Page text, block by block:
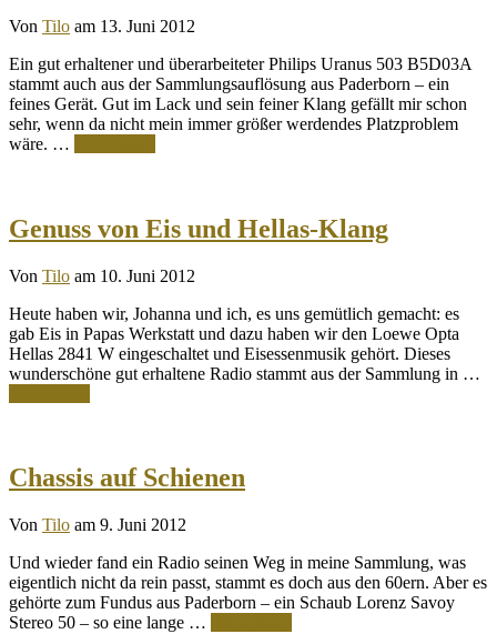
Von Tilo am 13. Juni 2012
Ein gut erhaltener und überarbeiteter Philips Uranus 503 B5D03A
stammt auch aus der Sammlungsauflösung aus Paderborn – ein
feines Gerät. Gut im Lack und sein feiner Klang gefällt mir schon
sehr, wenn da nicht mein immer größer werdendes Platzproblem
wäre. …
Genuss von Eis und Hellas-Klang
Von Tilo am 10. Juni 2012
Heute haben wir, Johanna und ich, es uns gemütlich gemacht: es
gab Eis in Papas Werkstatt und dazu haben wir den Loewe Opta
Hellas 2841 W eingeschaltet und Eisessenmusik gehört. Dieses
wunderschöne gut erhaltene Radio stammt aus der Sammlung in …
Chassis auf Schienen
Von Tilo am 9. Juni 2012
Und wieder fand ein Radio seinen Weg in meine Sammlung, was
eigentlich nicht da rein passt, stammt es doch aus den 60ern. Aber es
gehörte zum Fundus aus Paderborn – ein Schaub Lorenz Savoy
Stereo 50 – so eine lange …